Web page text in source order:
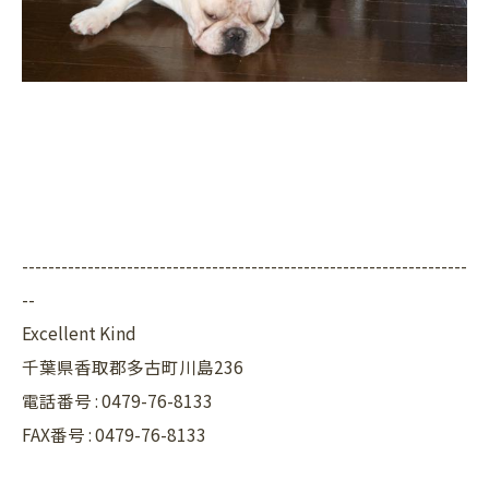
--------------------------------------------------------------------
--
Excellent Kind
千葉県香取郡多古町川島236
電話番号 : 0479-76-8133
FAX番号 : 0479-76-8133